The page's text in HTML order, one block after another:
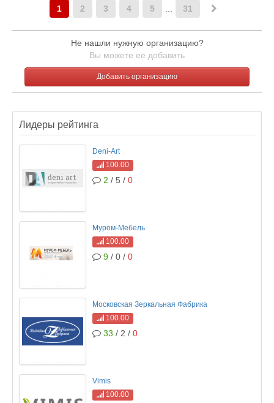
1 2 3 4 5 31
Не нашли нужную организацию?
Вы можете ее добавить
Добавить организацию
Лидеры рейтинга
Deni-Art
100.00
2 / 5 / 0
Муром-Мебель
100.00
9 / 0 / 0
Московская Зеркальная Фабрика
100.00
33 / 2 / 0
Vimis
100.00